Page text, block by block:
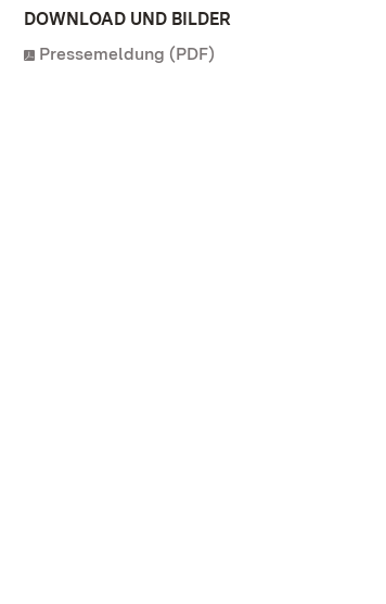
DOWNLOAD UND BILDER
Pressemeldung (PDF)